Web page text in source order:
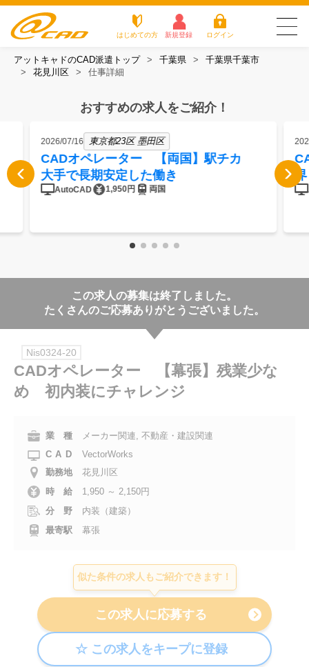
はじめての方 新規登録 ログイン
友だち追加で
最新の求人を確認
アットキャドが選ばれる3つの理由
派遣がはじめての方
お仕事を探す
お電話でのお問い合わせ
東 京 0120-630-660 大 阪
名古屋 0120-960-379 横 浜 0120-978-186
電話受付：平日 9:15～19:00
アットキャドが選
派遣がは
方
探す
ム
アットキャドのCAD派遣トップ 千葉県
千葉県千葉市
花見川区
仕事詳細
おすすめの求人をご紹介！
2026/07/16 東京都23区 墨田区
CADオペレーター 【両国】駅チカ
大手で長期安定した働き
AutoCAD 1,950円 両国
この求人の募集は終了しました。
たくさんのご応募ありがとうございました。
Nis0324-20
CADオペレーター 【幕張】残業少な
め 初内装にチャレンジ
業 種
メーカー関連, 不動産・建設関連
CAD
VectorWorks
勤務地
花見川区
時 給
1,950 ～ 2,150円
分 野
内装（建築）
最寄駅
幕張
似た条件の求人もご紹介できます！